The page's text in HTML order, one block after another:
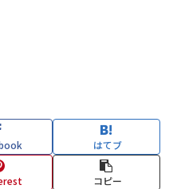
はてブ
コピー